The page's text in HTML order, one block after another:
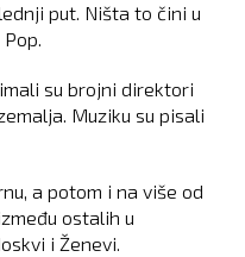
put. Ništa to čini u
su brojni direktori
Muziku su pisali
a potom i na više od
ostalih u
i Ženevi.